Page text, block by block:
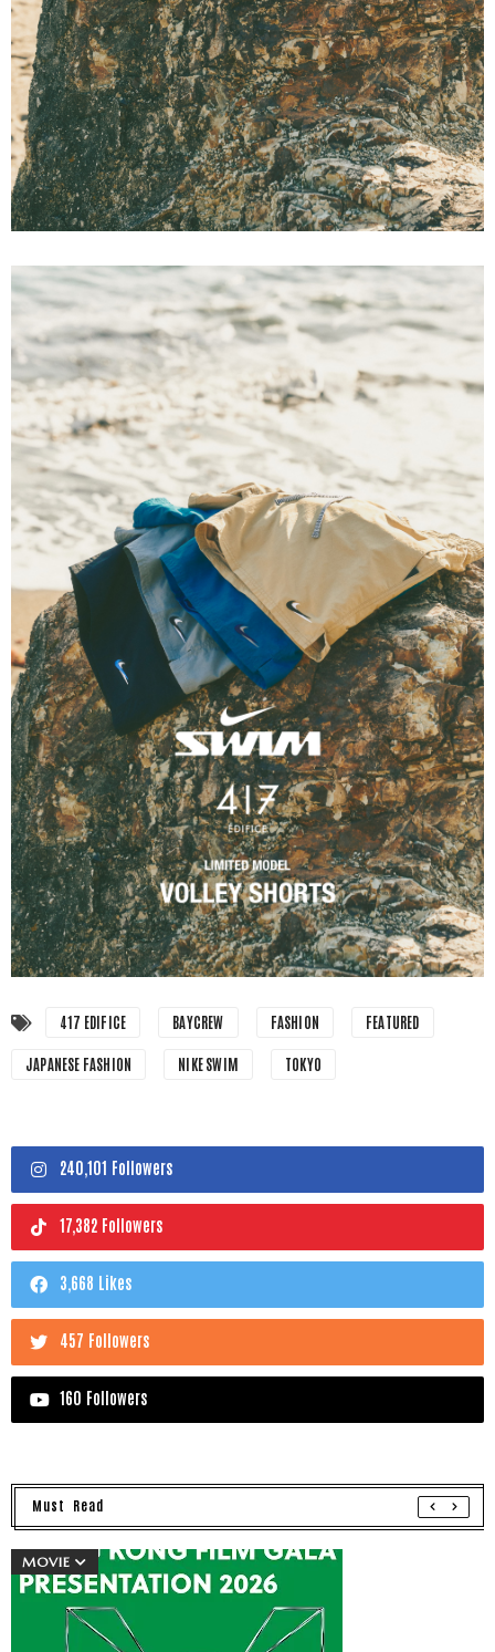
417 EDIFICE BAYCREW FASHION FEATURED
JAPANESE FASHION NIKE SWIM TOKYO
240,101 Followers
17,382 Followers
3,668 Likes
457 Followers
160 Followers
Must Read
MOVIE